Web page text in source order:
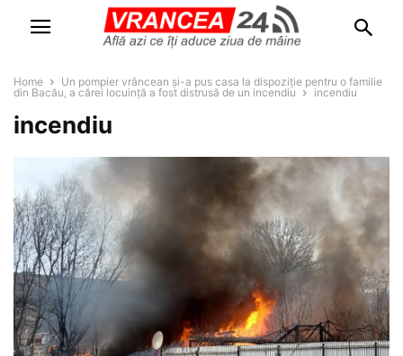
Home
Un pompier vrâncean și-a pus casa la dispoziție pentru o familie
din Bacău, a cărei locuință a fost distrusă de un incendiu
incendiu
incendiu